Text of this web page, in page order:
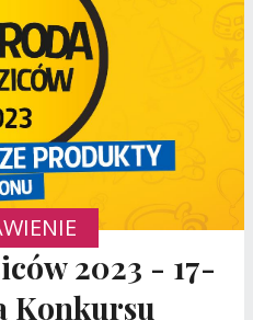
2023 - 17-
Konkursu